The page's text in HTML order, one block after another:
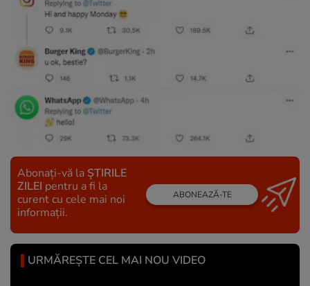
Abonați-vă la ȘTIRILE
ZILEI pentru a fi la
curent cu cele mai noi
informații.
ABONEAZĂ-TE
URMĂREȘTE CEL MAI NOU VIDEO